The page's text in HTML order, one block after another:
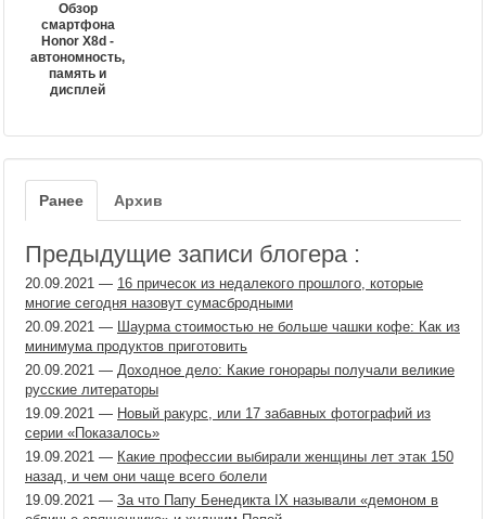
Обзор
смартфона
Honor X8d -
автономность,
память и
дисплей
Ранее Архив
Предыдущие записи блогера :
20.09.2021 — 16 причесок из недалекого прошлого, которые
многие сегодня назовут сумасбродными
20.09.2021 — Шаурма стоимостью не больше чашки кофе: Как из
минимума продуктов приготовить
20.09.2021 — Доходное дело: Какие гонорары получали великие
русские литераторы
19.09.2021 — Новый ракурс, или 17 забавных фотографий из
серии «Показалось»
19.09.2021 — Какие профессии выбирали женщины лет этак 150
назад, и чем они чаще всего болели
19.09.2021 — За что Папу Бенедикта IX называли «демоном в